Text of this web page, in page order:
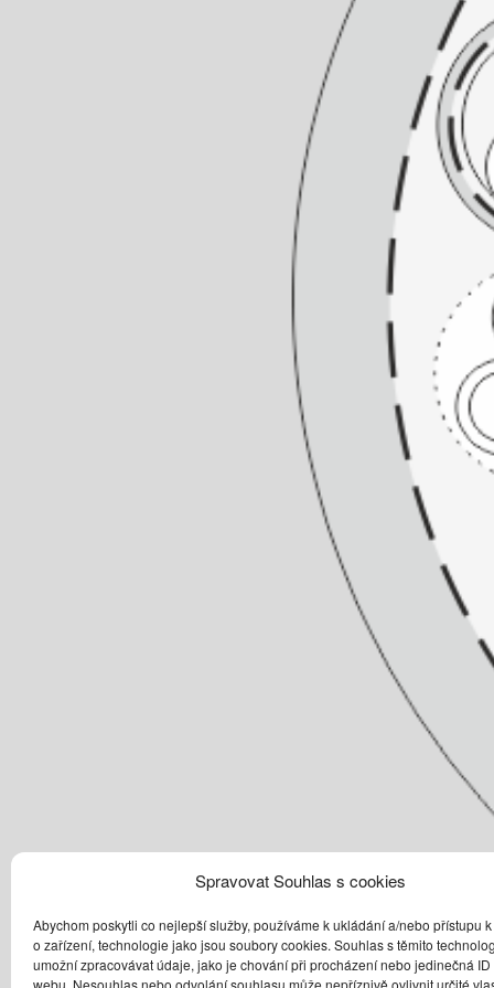
Spravovat Souhlas s cookies
Abychom poskytli co nejlepší služby, používáme k ukládání a/nebo přístupu
o zařízení, technologie jako jsou soubory cookies. Souhlas s těmito
umožní zpracovávat údaje, jako je chování při procházení nebo jedinečná ID
webu. Nesouhlas nebo odvolání souhlasu může nepříznivě ovlivnit určité